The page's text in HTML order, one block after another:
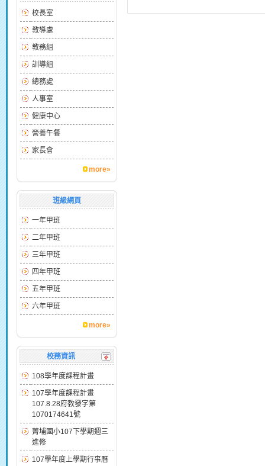
校長室
教導處
教務組
訓導組
總務處
人事室
健康中心
營養午餐
家長會
more»
班級網頁
一年甲班
二年甲班
三年甲班
四年甲班
五年甲班
六年甲班
more»
校務資訊
108學年度課程計畫
107學年度課程計畫
107.8.28府教發字第
1070174641號
菁埔國小107下學期週三
進修
107學年度上學期行事曆